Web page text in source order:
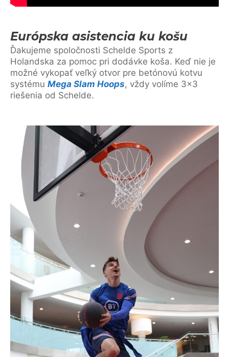
Európska asistencia ku košu
Ďakujeme spoločnosti Schelde Sports z
Holandska za pomoc pri dodávke koša. Keď nie je
možné vykopať veľký otvor pre betónovú kotvu
systému Mega Slam Hoops, vždy volíme 3×3
riešenia od Schelde.